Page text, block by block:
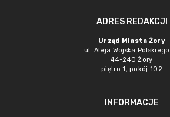
ADRES REDAKCJI
Urząd Miasta Żory
ul. Aleja Wojska
44-240 Żory
piętro 1, pokój 102
INFORMACJE